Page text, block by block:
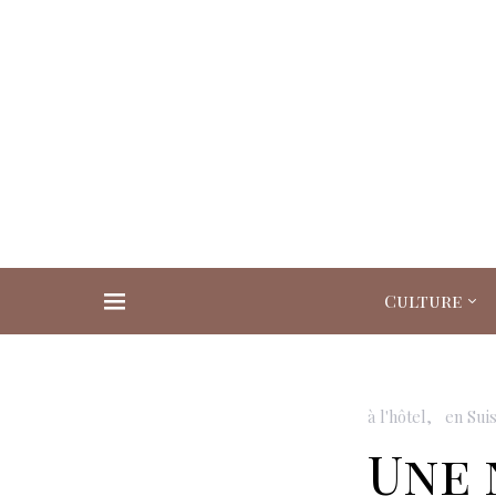
Culture
Search for:
à l'hôtel en